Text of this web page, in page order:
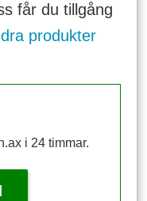
får du tillgång
produkter
i 24 timmar.